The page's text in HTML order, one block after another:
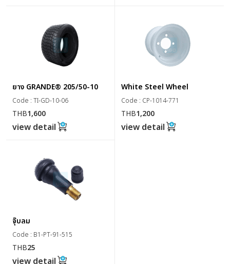
ยาง GRANDE® 205/50-10
Code : TI-GD-10-06
THB1,600
view detail
White Steel Wheel
Code : CP-1014-771
THB1,200
view detail
จุ๊บลม
Code : B1-PT-91-515
THB25
view detail